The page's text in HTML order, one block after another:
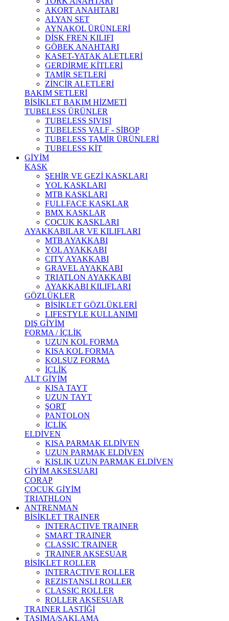
AKORT ANAHTARI
ALYAN SET
AYNAKOL ÜRÜNLERİ
DİSK FREN KILIFI
GÖBEK ANAHTARI
KASET-YATAK ALETLERİ
GERDİRME KİTLERİ
TAMİR SETLERİ
ZİNCİR ALETLERİ
BAKIM SETLERİ
BİSİKLET BAKIM HİZMETİ
TUBELESS ÜRÜNLER
TUBELESS SIVISI
TUBELESS VALF - SİBOP
TUBELESS TAMİR ÜRÜNLERİ
TUBELESS KİT
GİYİM
KASK
ŞEHİR VE GEZİ KASKLARI
YOL KASKLARI
MTB KASKLARI
FULLFACE KASKLAR
BMX KASKLAR
ÇOCUK KASKLARI
AYAKKABILAR VE KILIFLARI
MTB AYAKKABI
YOL AYAKKABI
CITY AYAKKABI
GRAVEL AYAKKABI
TRIATLON AYAKKABI
AYAKKABI KILIFLARI
GÖZLÜKLER
BİSİKLET GÖZLÜKLERİ
LIFESTYLE KULLANIMI
DIŞ GİYİM
FORMA / İÇLİK
UZUN KOL FORMA
KISA KOL FORMA
KOLSUZ FORMA
İÇLİK
ALT GİYİM
KISA TAYT
UZUN TAYT
ŞORT
PANTOLON
İÇLİK
ELDİVEN
KISA PARMAK ELDİVEN
UZUN PARMAK ELDİVEN
KIŞLIK UZUN PARMAK ELDİVEN
GİYİM AKSESUARI
ÇORAP
ÇOCUK GİYİM
TRIATHLON
ANTRENMAN
BİSİKLET TRAINER
INTERACTIVE TRAINER
SMART TRAINER
CLASSIC TRAINER
TRAINER AKSESUAR
BİSİKLET ROLLER
INTERACTIVE ROLLER
REZISTANSLI ROLLER
CLASSIC ROLLER
ROLLER AKSESUAR
TRAINER LASTİĞİ
TAŞIMA/SAKLAMA